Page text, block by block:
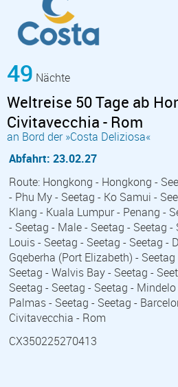
49 Nächte
Weltreise 50 Tage ab
Civitavecchia - Rom
an Bord der »Costa Deliziosa«
Abfahrt: 23.02.27
Route: Hongkong - Hongkong -
- Phu My - Seetag - Ko Samui -
Klang - Kuala Lumpur - Penang -
- Seetag - Male - Seetag - Seetag
Louis - Seetag - Seetag - Seetag -
Gqeberha (Port Elizabeth) -
Seetag - Walvis Bay - Seetag -
Seetag - Seetag - Seetag -
Palmas - Seetag - Seetag -
Civitavecchia - Rom
CX350225270413